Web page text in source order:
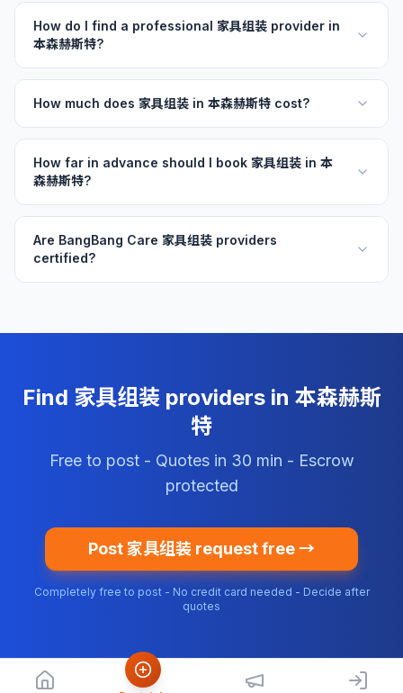
How do I find a professional 家具组装 provider in
本森赫斯特?
How much does 家具组装 in 本森赫斯特 cost?
How far in advance should I book 家具组装 in 本
森赫斯特?
Are BangBang Care 家具组装 providers
certified?
Find 家具组装 providers in 本森赫斯
特
Free to post - Quotes in 30 min - Escrow
protected
Post 家具组装 request free →
Completely free to post - No credit card needed - Decide after
quotes